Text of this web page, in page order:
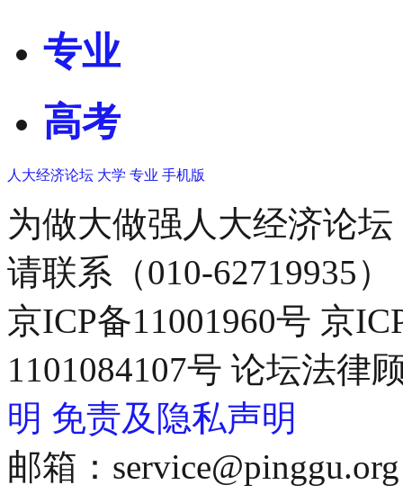
专业
高考
人大经济论坛 大学 专业 手机版
为做大做强人大经济论
请联系（010-62719935）
京ICP备11001960号 京
1101084107号 论坛法律
明 免责及隐私声明
邮箱：service@pinggu.org